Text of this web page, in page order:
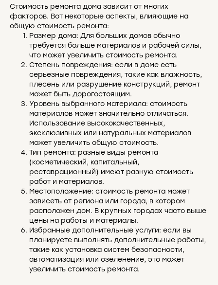
Стоимость ремонта дома зависит от многих
факторов. Вот некоторые аспекты, влияющие на
общую стоимость ремонта:
Размер дома: Для больших домов обычно
требуется больше материалов и рабочей силы,
что может увеличить стоимость ремонта.
Степень повреждения: если в доме есть
серьезные повреждения, такие как влажность,
плесень или разрушение конструкций, ремонт
может быть дорогостоящим.
Уровень выбранного материала: стоимость
материалов может значительно отличаться.
Использование высококачественных,
эксклюзивных или натуральных материалов
может увеличить общую стоимость.
Тип ремонта: разные виды ремонта
(косметический, капитальный,
реставрационный) имеют разную стоимость
работ и материалов.
Местоположение: стоимость ремонта может
зависеть от региона или города, в котором
расположен дом. В крупных городах часто выше
цены на работы и материалы.
Избранные дополнительные услуги: если вы
планируете выполнять дополнительные работы,
такие как установка систем безопасности,
автоматизация или озеленение, это может
увеличить стоимость ремонта.